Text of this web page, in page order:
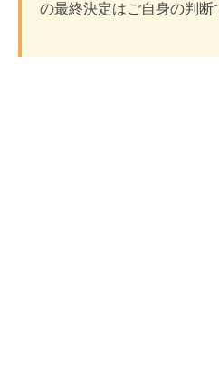
の最終決定はご自身の判断